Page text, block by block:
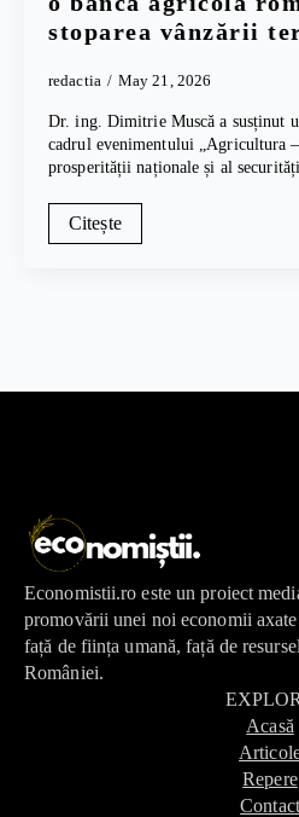
stoparea vânzării
redactia May 21, 2026
Dr. ing. Dimitrie Muscă a susținut
cadrul evenimentului „Agricultura
prosperității naționale și al
Citește
Economistii.ro este un proiect
promovării unei noi economii
față de ființa umană, față de
României.
Acasă
Repere
Contact